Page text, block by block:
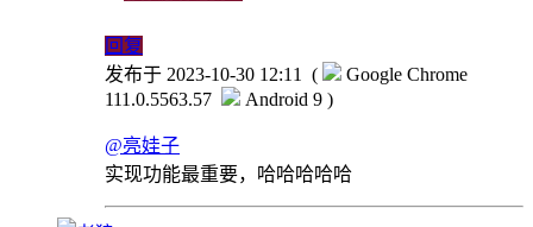
回复
发布于 2023-10-30 12:11
(
Google Chrome
111.0.5563.57
Android 9 )
@亮娃子
实现功能最重要，哈哈哈哈哈